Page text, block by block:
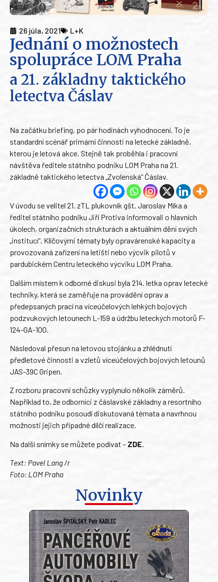
26 júla, 2021 L+K
Jednání o možnostech
spolupráce LOM Praha
a 21. základny taktického
letectva Čáslav
Na začátku briefing, po pár hodinách vyhodnocení. To je
standardní scénář primární činnosti na letecké základně,
kterou je letová akce. Stejně tak proběhla i pracovní
návštěva ředitele státního podniku LOM Praha na 21.
základně taktického letectva „Zvolenská“ Čáslav.
V úvodu se velitel 21. zTL plukovník gšt. Jaroslav Míka a
ředitel státního podniku Jiří Protiva informovali o hlavních
úkolech, organizačních strukturách a aktuálním dění svých
„institucí“. Klíčovými tématy byly opravárenské kapacity a
provozovaná zařízení na letišti nebo výcvik pilotů v
pardubickém Centru leteckého výcviku LOM Praha.
Dalším místem k odborné diskusi byla 214. letka oprav letecké
techniky, která se zaměřuje na provádění oprav a
předepsaných prací na víceúčelových lehkých bojových
podzvukových letounech L-159 a údržbu leteckých motorů F-
124-GA-100.
Následoval přesun na letovou stojánku a zhlédnutí
předletové činnosti a vzletů víceúčelových bojových letounů
JAS-39C Gripen.
Z rozboru pracovní schůzky vyplynulo několik záměrů.
Například to, že odborníci z čáslavské základny a resortního
státního podniku posoudí diskutovaná témata a navrhnou
možnosti jejich případné dílčí realizace.
Na další snímky se můžete podívat – ZDE
Text: Pavel Lang /r
Foto: LOM Praha
Novinky